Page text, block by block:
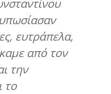
ευτράπελα,
από τον
την
το